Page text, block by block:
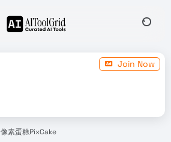
Join Now
像素蛋糕PixCake